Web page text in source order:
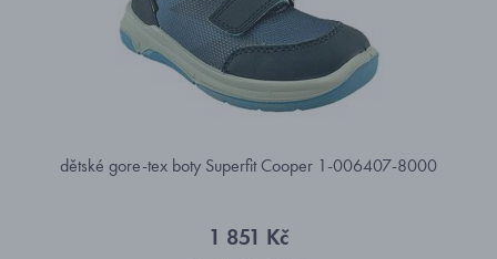
dětské gore-tex boty Superfit Cooper 1-006407-8000
1 851 Kč